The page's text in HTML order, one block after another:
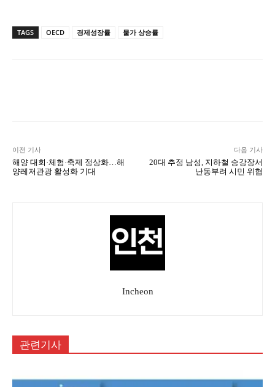
TAGS OECD 경제성장률 물가 상승률
이전 기사
해양 대회·체험·축제 정상화…해
양레저관광 활성화 기대
다음 기사
20대 추정 남성, 지하철 승강장서
난동부려 시민 위협
Incheon
관련기사